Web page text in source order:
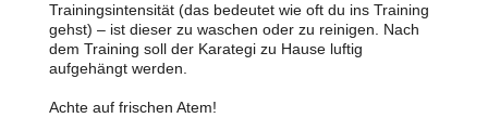
Trainingsintensität (das bedeutet wie oft du ins Training
gehst) – ist dieser zu waschen oder zu reinigen. Nach
dem Training soll der Karategi zu Hause luftig
aufgehängt werden.
Achte auf frischen Atem!